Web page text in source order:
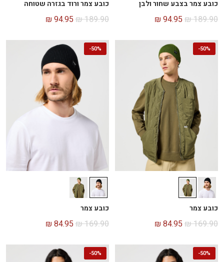
כובע צמר בצבע שחור ולבן
₪189.90
₪ 94.95
כובע צמר ורוד בגזרה שטוחה
₪189.90
₪ 94.95
50%
-
כובע צמר
₪169.90
₪ 84.95
50%
-
כובע צמר
₪169.90
₪ 84.95
50%
-
50%
-